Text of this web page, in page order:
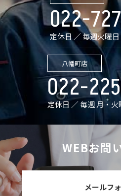
022-
定休日 ／ 毎週火曜日
八幡町店
022-
定休日 ／ 毎週 月・火
WEBお問
メールフ